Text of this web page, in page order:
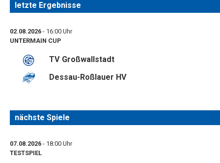
letzte Ergebnisse
02.08.2026 - 16:00 Uhr
UNTERMAIN CUP
TV Großwallstadt
Dessau-Roßlauer HV
nächste Spiele
07.08.2026 - 18:00 Uhr
TESTSPIEL